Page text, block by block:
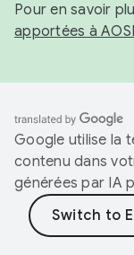
Pour en savoir
apportées à
Google utilise la
contenu dans
générées par IA